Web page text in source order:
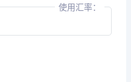
使用汇率：